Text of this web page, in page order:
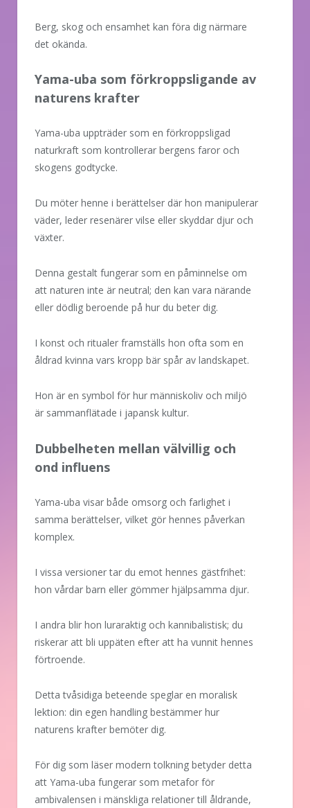
Berg, skog och ensamhet kan föra dig närmare
det okända.
Yama-uba som förkroppsligande av
naturens krafter
Yama-uba uppträder som en förkroppsligad
naturkraft som kontrollerar bergens faror och
skogens godtycke.
Du möter henne i berättelser där hon manipulerar
väder, leder resenärer vilse eller skyddar djur och
växter.
Denna gestalt fungerar som en påminnelse om
att naturen inte är neutral; den kan vara närande
eller dödlig beroende på hur du beter dig.
I konst och ritualer framställs hon ofta som en
åldrad kvinna vars kropp bär spår av landskapet.
Hon är en symbol för hur människoliv och miljö
är sammanflätade i japansk kultur.
Dubbelheten mellan välvillig och
ond influens
Yama-uba visar både omsorg och farlighet i
samma berättelser, vilket gör hennes påverkan
komplex.
I vissa versioner tar du emot hennes gästfrihet:
hon vårdar barn eller gömmer hjälpsamma djur.
I andra blir hon luraraktig och kannibalistisk; du
riskerar att bli uppäten efter att ha vunnit hennes
förtroende.
Detta tvåsidiga beteende speglar en moralisk
lektion: din egen handling bestämmer hur
naturens krafter bemöter dig.
För dig som läser modern tolkning betyder detta
att Yama-uba fungerar som metafor för
ambivalensen i mänskliga relationer till åldrande,